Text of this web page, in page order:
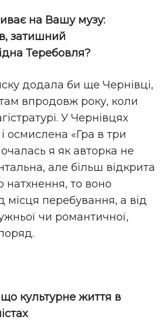
на Вашу музу:
затишний
Теребовля?
додала би ще Чернівці,
впродовж року, коли
У Чернівцях
осмислена «Гра в три
я як авторка не
але більш відкрита
натхнення, то воно
місця перебування, а від
чи романтичної,
культурне життя в